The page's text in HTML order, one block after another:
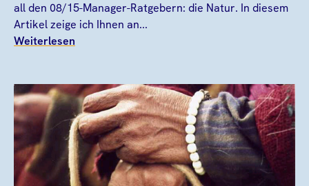
all den 08/15-Manager-Ratgebern: die Natur. In diesem
Artikel zeige ich Ihnen an...
Weiterlesen